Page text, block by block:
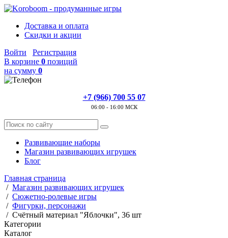
Доставка и оплата
Скидки и акции
Войти
Регистрация
В корзине 0 позиций
на сумму 0
+7 (966) 700 55 07
06:00 - 16:00 МСК
Развивающие наборы
Магазин развивающих игрушек
Блог
Главная страница
/ Магазин развивающих игрушек
/ Сюжетно-ролевые игры
/ Фигурки, персонажи
/ Счётный материал "Яблочки", 36 шт
Категории
Каталог